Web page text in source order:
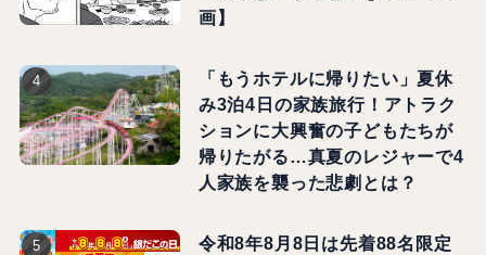
画】
「もうホテルに帰りたい」夏休
み3泊4日の家族旅行！アトラク
ションに大興奮の子どもたちが
帰りたがる…真夏のレジャーで4
人家族を襲った悲劇とは？
令和8年8月8日は先着88名限定